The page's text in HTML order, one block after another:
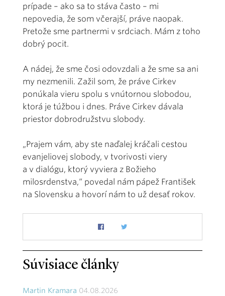
prípade – ako sa to stáva často – mi
nepovedia, že som včerajší, práve naopak.
Pretože sme partnermi v srdciach. Mám z toho
dobrý pocit.
A nádej, že sme čosi odovzdali a že sme sa ani
my nezmenili. Zažil som, že práve Cirkev
ponúkala vieru spolu s vnútornou slobodou,
ktorá je túžbou i dnes. Práve Cirkev dávala
priestor dobrodružstvu slobody.
„Prajem vám, aby ste naďalej kráčali cestou
evanjeliovej slobody, v tvorivosti viery
a v dialógu, ktorý vyviera z Božieho
milosrdenstva,“ povedal nám pápež František
na Slovensku a hovorí nám to už desať rokov.
Súvisiace články
Martin Kramara 04.08.2026